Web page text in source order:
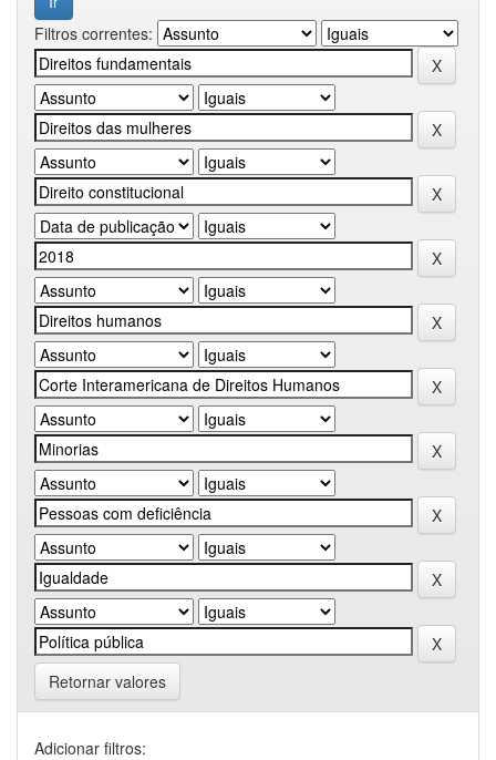
Filtros correntes:
Retornar valores
Adicionar filtros: